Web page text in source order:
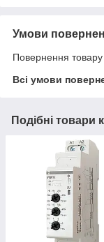
Умови
Повернення
Всі умови
Подібні товари